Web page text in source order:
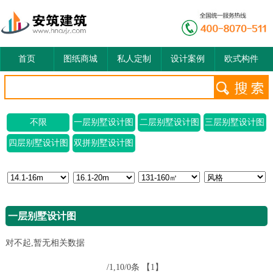
首页 图纸商城 私人定制 设计案例 欧式构件
不限 一层别墅设计图 二层别墅设计图 三层别墅设计图
四层别墅设计图 双拼别墅设计图
一层别墅设计图
对不起,暂无相关数据
/1,10/0条 【1】